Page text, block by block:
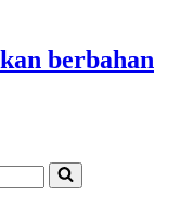
berbahan